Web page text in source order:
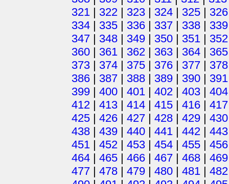
321 | 322 | 323 | 324 | 325 | 326
334 | 335 | 336 | 337 | 338 | 339
347 | 348 | 349 | 350 | 351 | 352
360 | 361 | 362 | 363 | 364 | 365
373 | 374 | 375 | 376 | 377 | 378
386 | 387 | 388 | 389 | 390 | 391
399 | 400 | 401 | 402 | 403 | 404
412 | 413 | 414 | 415 | 416 | 417
425 | 426 | 427 | 428 | 429 | 430
438 | 439 | 440 | 441 | 442 | 443
451 | 452 | 453 | 454 | 455 | 456
464 | 465 | 466 | 467 | 468 | 469
477 | 478 | 479 | 480 | 481 | 482